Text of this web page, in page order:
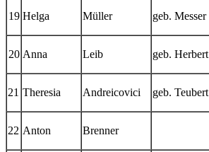
19 Helga Müller geb. Messer
20 Anna Leib geb. Herbert
21 Theresia Andreicovici geb. Teubert
22 Anton Brenner